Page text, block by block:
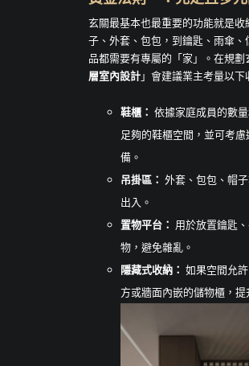
玄關最基本也最重要的功能就是收
子、外套、包包，到鑰匙、雨傘
品都需要有專屬的「家」。在規
層室內設計」會建議業主考量以下
鞋櫃： 依據家庭成員的數
足夠的鞋櫃空間，並可考
備。
吊掛區： 外套、包包、帽
出入。
置物平台： 用於放置鑰匙
物，避免雜亂。
隱藏式收納： 如果空間允
方或牆面內嵌的儲物櫃，提